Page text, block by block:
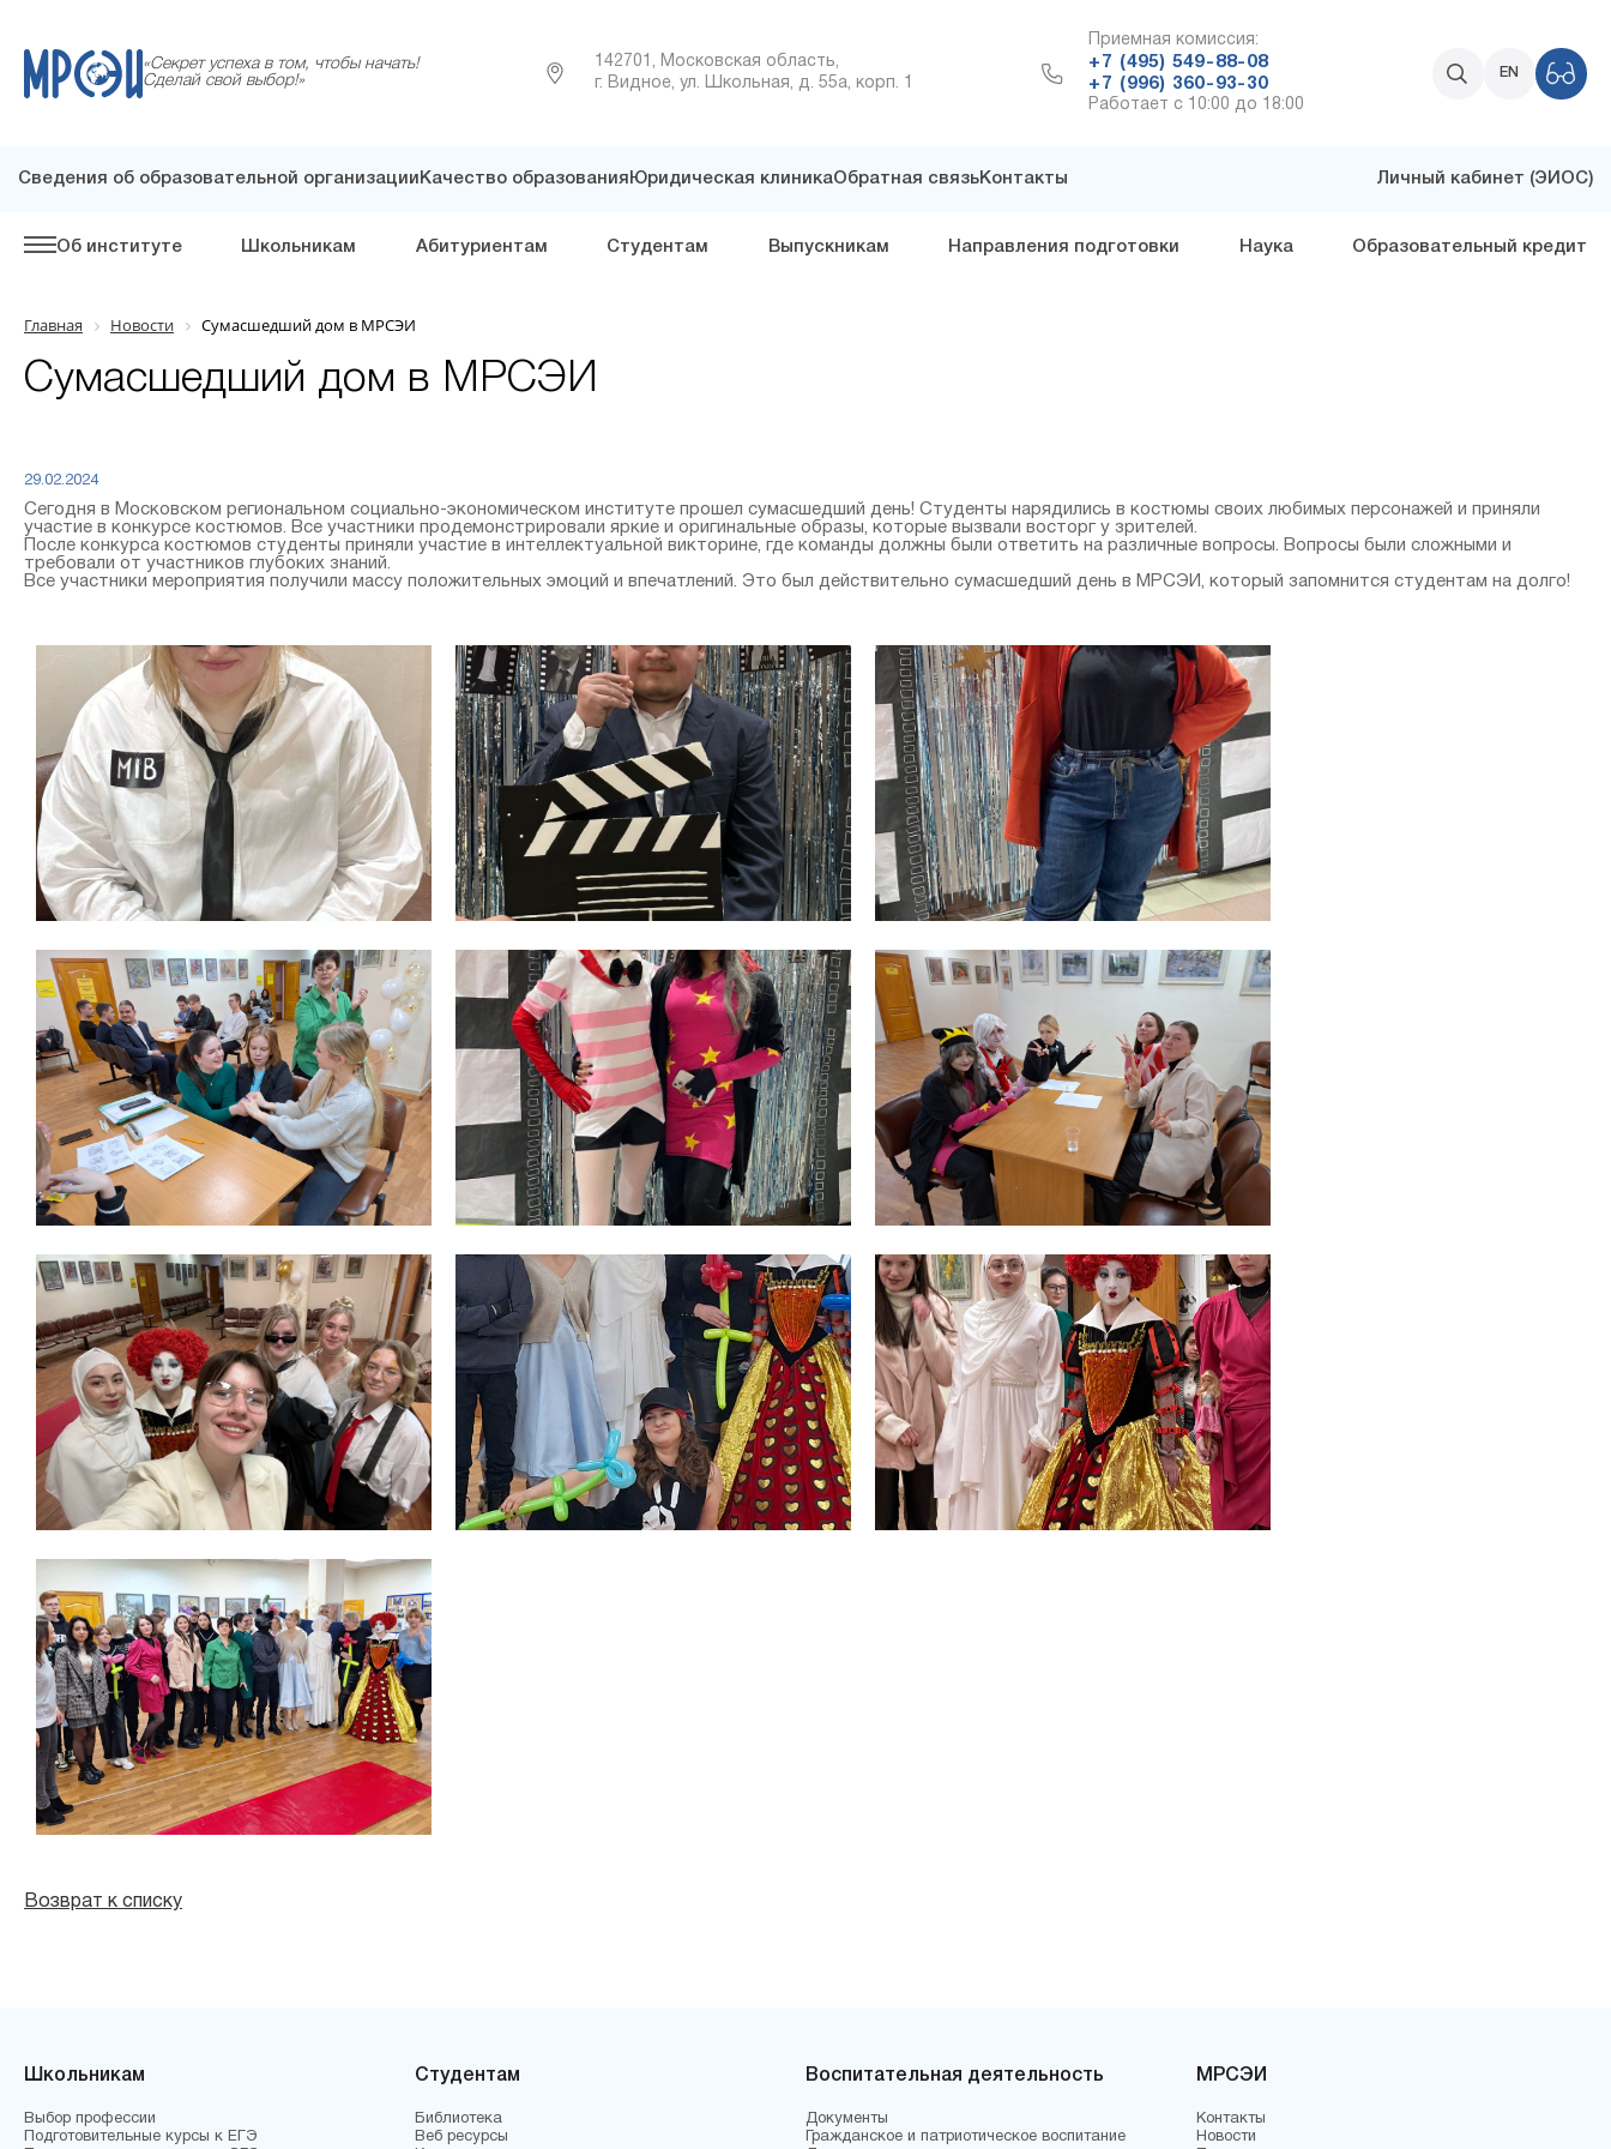
«Секрет успеха в том, чтобы начать!
Сделай свой выбор!»
142701, Московская область,
г. Видное, ул. Школьная, д. 55а, корп. 1
Приемная комиссия:
+7 (495) 549-88-08
+7 (996) 360-93-30
Работает с 10:00 до 18:00
EN
Сведения об образовательной организации Качество образования Юридическая клиникаОбратная связьКонтакты Личный кабинет (ЭИОС)
Об институте Школьникам Абитуриентам Студентам Выпускникам Направления подготовки Наука Образовательный кредит
Главная Новости Сумасшедший дом в МРСЭИ
Сумасшедший дом в МРСЭИ
29.02.2024
Сегодня в Московском региональном социально-экономическом институте прошел сумасшедший день! Студенты нарядились в костюмы своих любимых персонажей и приняли
участие в конкурсе костюмов. Все участники продемонстрировали яркие и оригинальные образы, которые вызвали восторг у зрителей.
После конкурса костюмов студенты приняли участие в интеллектуальной викторине, где команды должны были ответить на различные вопросы. Вопросы были сложными и
требовали от участников глубоких знаний.
Все участники мероприятия получили массу положительных эмоций и впечатлений. Это был действительно сумасшедший день в МРСЭИ, который запомнится студентам на долго!
Возврат к списку
Школьникам
Выбор профессии
Подготовительные курсы к ЕГЭ
Студентам
Библиотека
Веб ресурсы
Воспитательная деятельность
Документы
Гражданское и патриотическое воспитание
МРСЭИ
Контакты
Новости